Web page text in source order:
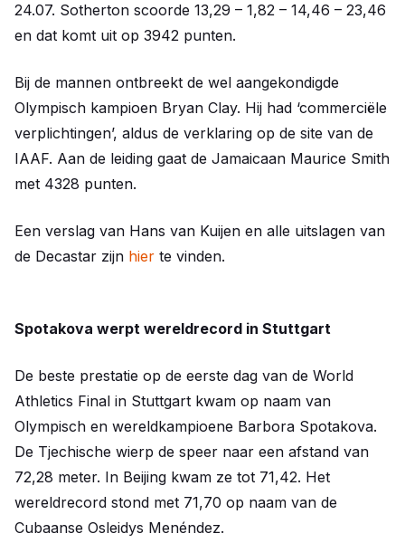
24.07. Sotherton scoorde 13,29 – 1,82 – 14,46 – 23,46
en dat komt uit op 3942 punten.
Bij de mannen ontbreekt de wel aangekondigde
Olympisch kampioen Bryan Clay. Hij had ‘commerciële
verplichtingen’, aldus de verklaring op de site van de
IAAF. Aan de leiding gaat de Jamaicaan Maurice Smith
met 4328 punten.
Een verslag van Hans van Kuijen en alle uitslagen van
de Decastar zijn hier te vinden.
Spotakova werpt wereldrecord in Stuttgart
De beste prestatie op de eerste dag van de World
Athletics Final in Stuttgart kwam op naam van
Olympisch en wereldkampioene Barbora Spotakova.
De Tjechische wierp de speer naar een afstand van
72,28 meter. In Beijing kwam ze tot 71,42. Het
wereldrecord stond met 71,70 op naam van de
Cubaanse Osleidys Menéndez.